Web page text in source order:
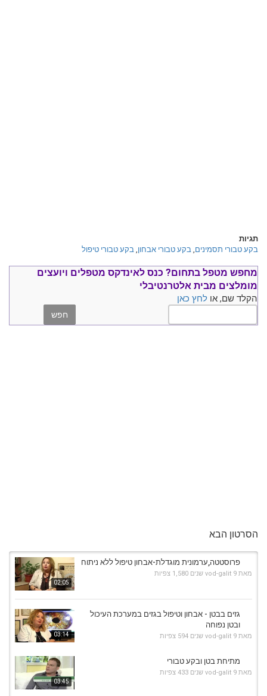
תגיות
בקע טבורי תסמינים, בקע טבורי אבחון, בקע טבורי טיפול
מחפש מטפל בתחום? כנס לאינדקס מטפלים ויועצים
מומלצים מבית אלטרנטיבלי
הקלד שם, או לחץ כאן
הסרטון הבא
02:05
פרוסטטה,ערמונית מוגדלת-אבחון טיפול ללא ניתוח
מאת vod-galit 9 שנים 1,580 צפיות
03:14
גזים בבטן - אבחון וטיפול בגזים במערכת העיכול
ובטן נפוחה
מאת vod-galit 9 שנים 594 צפיות
03:45
מתיחת בטן ובקע טבורי
מאת vod-galit 9 שנים 433 צפיות